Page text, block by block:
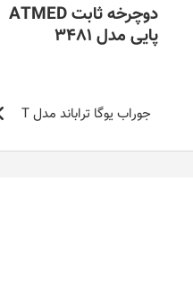
دوچرخه ثابت ATMED
پایی مدل 3481
جوراب یوگا تراباند مدل T